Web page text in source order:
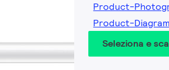
Product-
Product-
Seleziona e